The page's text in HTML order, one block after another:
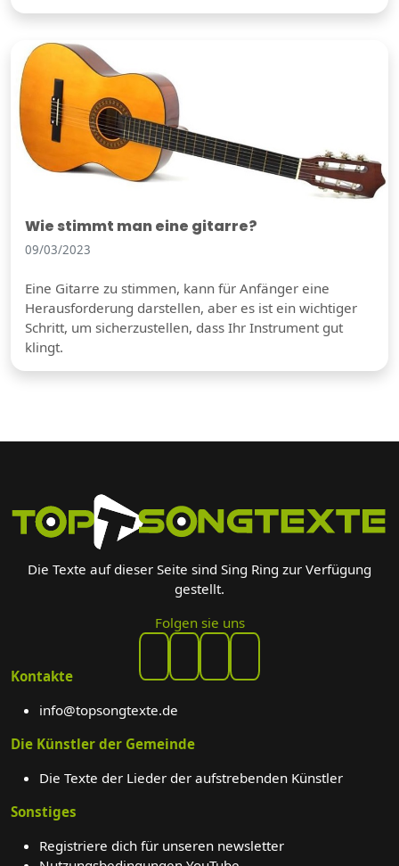
Wie stimmt man eine gitarre?
09/03/2023
Eine Gitarre zu stimmen, kann für Anfänger eine
Herausforderung darstellen, aber es ist ein wichtiger
Schritt, um sicherzustellen, dass Ihr Instrument gut
klingt.
Die Texte auf dieser Seite sind Sing Ring zur Verfügung
gestellt.
Folgen sie uns
Kontakte
info@topsongtexte.de
Die Künstler der Gemeinde
Die Texte der Lieder der aufstrebenden Künstler
Sonstiges
Registriere dich für unseren newsletter